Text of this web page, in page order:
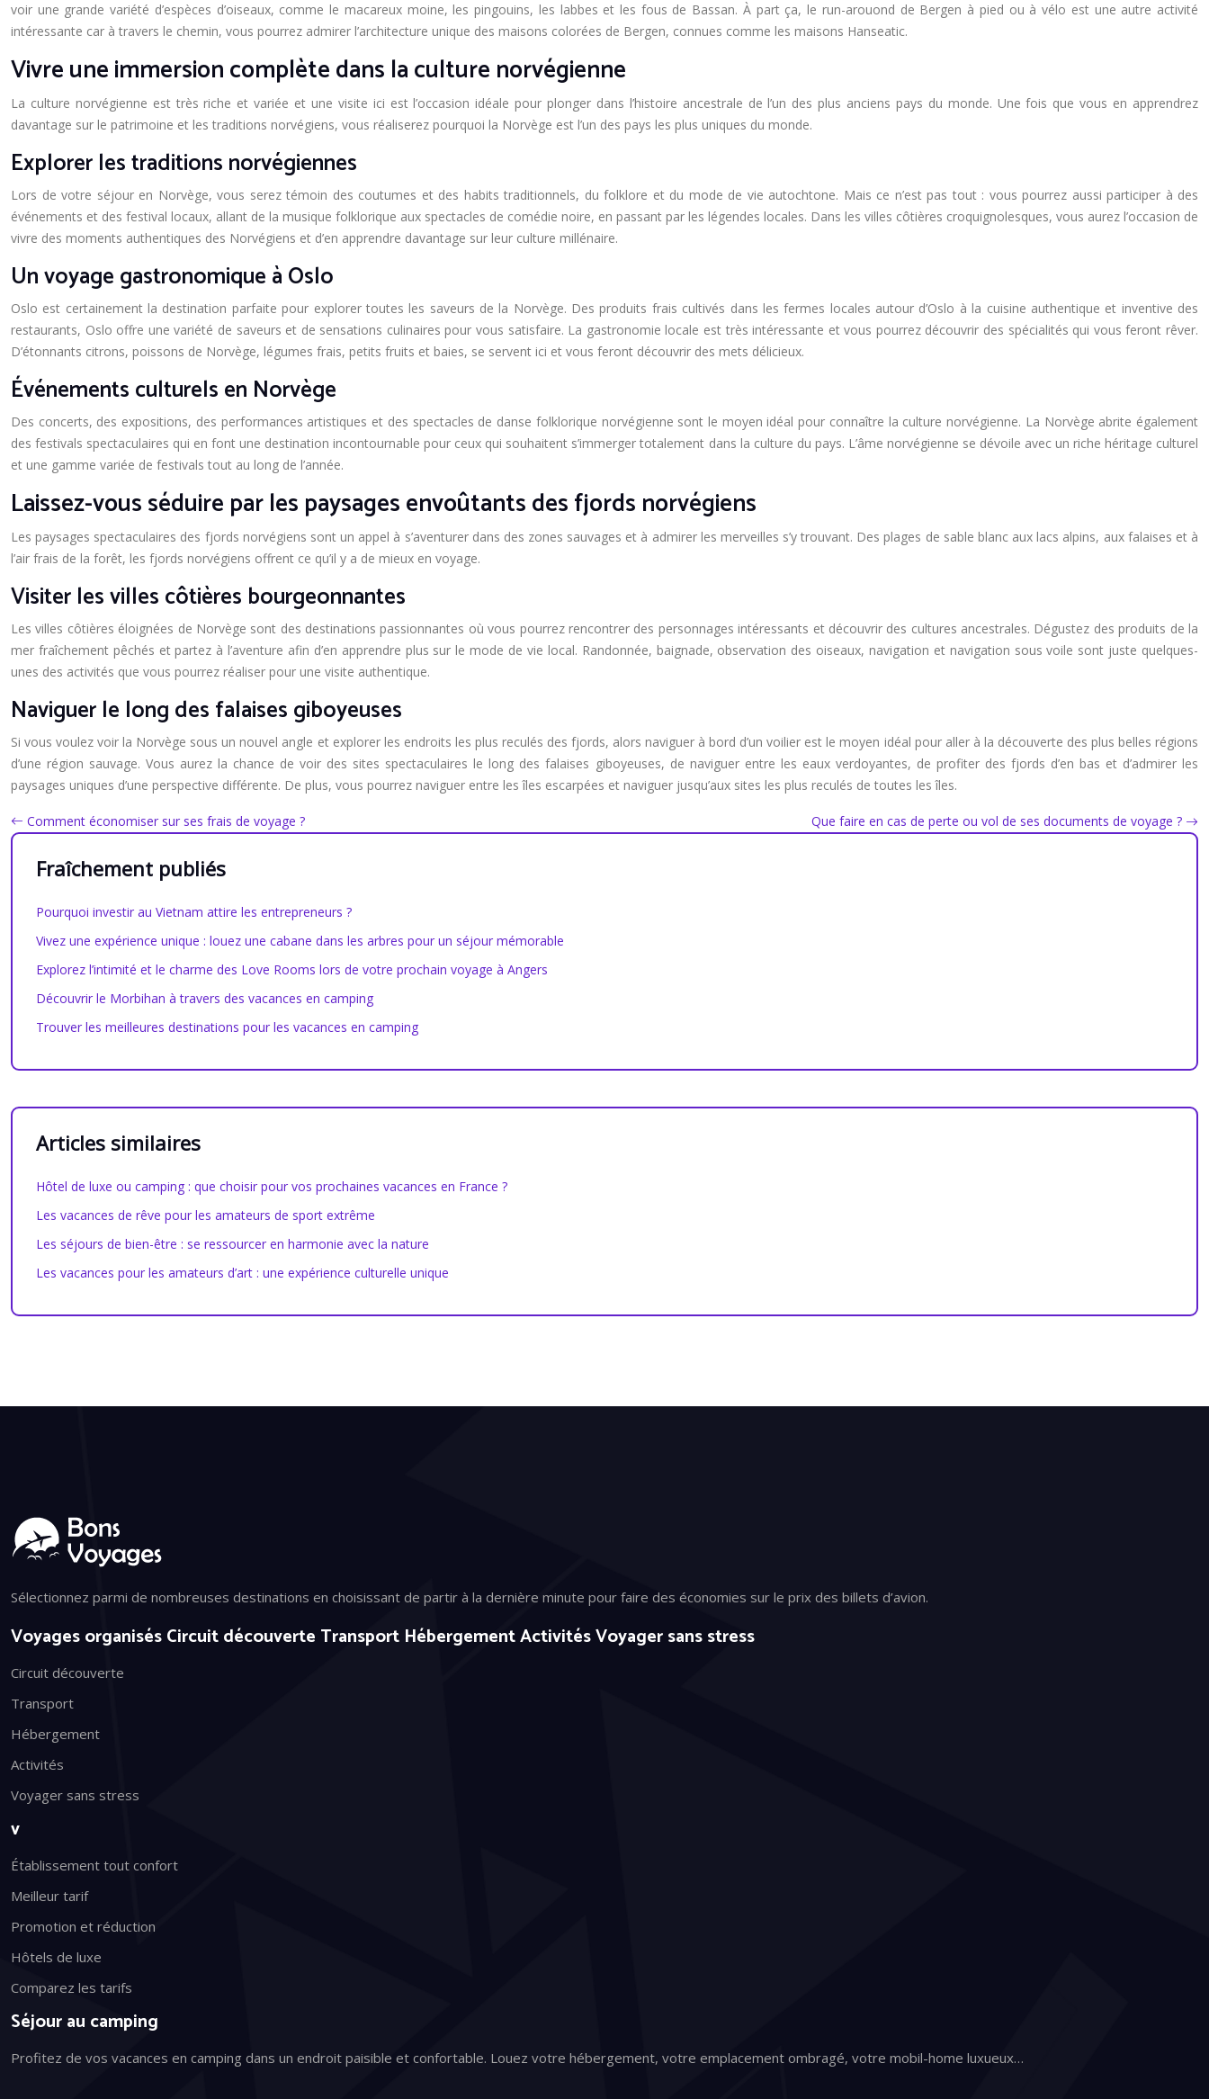
voir une grande variété d’espèces d’oiseaux, comme le macareux moine, les pingouins, les labbes et les fous de Bassan. À part ça, le run-arouond de Bergen à pied ou à vélo est une autre activité
intéressante car à travers le chemin, vous pourrez admirer l’architecture unique des maisons colorées de Bergen, connues comme les maisons Hanseatic.
Vivre une immersion complète dans la culture norvégienne
La culture norvégienne est très riche et variée et une visite ici est l’occasion idéale pour plonger dans l’histoire ancestrale de l’un des plus anciens pays du monde. Une fois que vous en apprendrez
davantage sur le patrimoine et les traditions norvégiens, vous réaliserez pourquoi la Norvège est l’un des pays les plus uniques du monde.
Explorer les traditions norvégiennes
Lors de votre séjour en Norvège, vous serez témoin des coutumes et des habits traditionnels, du folklore et du mode de vie autochtone. Mais ce n’est pas tout : vous pourrez aussi participer à des
événements et des festival locaux, allant de la musique folklorique aux spectacles de comédie noire, en passant par les légendes locales. Dans les villes côtières croquignolesques, vous aurez l’occasion de
vivre des moments authentiques des Norvégiens et d’en apprendre davantage sur leur culture millénaire.
Un voyage gastronomique à Oslo
Oslo est certainement la destination parfaite pour explorer toutes les saveurs de la Norvège. Des produits frais cultivés dans les fermes locales autour d’Oslo à la cuisine authentique et inventive des
restaurants, Oslo offre une variété de saveurs et de sensations culinaires pour vous satisfaire. La gastronomie locale est très intéressante et vous pourrez découvrir des spécialités qui vous feront rêver.
D’étonnants citrons, poissons de Norvège, légumes frais, petits fruits et baies, se servent ici et vous feront découvrir des mets délicieux.
Événements culturels en Norvège
Des concerts, des expositions, des performances artistiques et des spectacles de danse folklorique norvégienne sont le moyen idéal pour connaître la culture norvégienne. La Norvège abrite également
des festivals spectaculaires qui en font une destination incontournable pour ceux qui souhaitent s’immerger totalement dans la culture du pays. L’âme norvégienne se dévoile avec un riche héritage culturel
et une gamme variée de festivals tout au long de l’année.
Laissez-vous séduire par les paysages envoûtants des fjords norvégiens
Les paysages spectaculaires des fjords norvégiens sont un appel à s’aventurer dans des zones sauvages et à admirer les merveilles s’y trouvant. Des plages de sable blanc aux lacs alpins, aux falaises et à
l’air frais de la forêt, les fjords norvégiens offrent ce qu’il y a de mieux en voyage.
Visiter les villes côtières bourgeonnantes
Les villes côtières éloignées de Norvège sont des destinations passionnantes où vous pourrez rencontrer des personnages intéressants et découvrir des cultures ancestrales. Dégustez des produits de la
mer fraîchement pêchés et partez à l’aventure afin d’en apprendre plus sur le mode de vie local. Randonnée, baignade, observation des oiseaux, navigation et navigation sous voile sont juste quelques-
unes des activités que vous pourrez réaliser pour une visite authentique.
Naviguer le long des falaises giboyeuses
Si vous voulez voir la Norvège sous un nouvel angle et explorer les endroits les plus reculés des fjords, alors naviguer à bord d’un voilier est le moyen idéal pour aller à la découverte des plus belles régions
d’une région sauvage. Vous aurez la chance de voir des sites spectaculaires le long des falaises giboyeuses, de naviguer entre les eaux verdoyantes, de profiter des fjords d’en bas et d’admirer les
paysages uniques d’une perspective différente. De plus, vous pourrez naviguer entre les îles escarpées et naviguer jusqu’aux sites les plus reculés de toutes les îles.
Comment économiser sur ses frais de voyage ? Que faire en cas de perte ou vol de ses documents de voyage ?
Fraîchement publiés
Pourquoi investir au Vietnam attire les entrepreneurs ?
Vivez une expérience unique : louez une cabane dans les arbres pour un séjour mémorable
Explorez l’intimité et le charme des Love Rooms lors de votre prochain voyage à Angers
Découvrir le Morbihan à travers des vacances en camping
Trouver les meilleures destinations pour les vacances en camping
Articles similaires
Hôtel de luxe ou camping : que choisir pour vos prochaines vacances en France ?
Les vacances de rêve pour les amateurs de sport extrême
Les séjours de bien-être : se ressourcer en harmonie avec la nature
Les vacances pour les amateurs d’art : une expérience culturelle unique
Sélectionnez parmi de nombreuses destinations en choisissant de partir à la dernière minute pour faire des économies sur le prix des billets d’avion.
Voyages organisés Circuit découverte Transport Hébergement Activités Voyager sans stress
Circuit découverte
Transport
Hébergement
Activités
Voyager sans stress
v
Établissement tout confort
Meilleur tarif
Promotion et réduction
Hôtels de luxe
Comparez les tarifs
Séjour au camping
Profitez de vos vacances en camping dans un endroit paisible et confortable. Louez votre hébergement, votre emplacement ombragé, votre mobil-home luxueux…